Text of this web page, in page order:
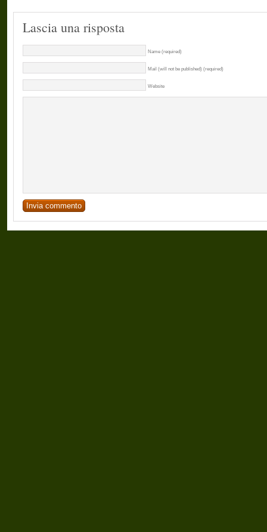
Lascia una risposta
Name (required)
Mail (will not be published) (required)
Website